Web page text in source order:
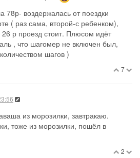
78р- воздержалась от поездки
( раз сама, второй-с ребенком),
р проезд стоит. Плюсом идёт
, что шагомер не включен был,
шагов )
7
из морозилки, завтракаю.
тоже из морозилки, пошёл в
2